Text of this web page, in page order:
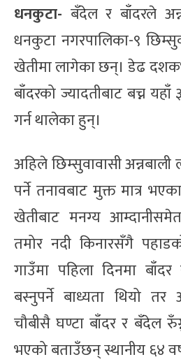
धनकुटा- बँदेल र बाँदरले
धनकुटा नगरपालिका-९
खेतीमा लागेका छन्। डेढ
बाँदरको ज्यादतीबाट बच्न
गर्न थालेका हुन्।
अहिले छिम्सुवावासी अन्नबाली
पर्ने तनावबाट मुक्त मात्र
खेतीबाट मनग्य
तमोर नदी किनारसँगै
गाउँमा पहिला दिनमा
बस्नुपर्ने बाध्यता थियो
चौबीसै घण्टा बाँदर र बँदेल
भएको बताउँछन् स्थानीय ६४